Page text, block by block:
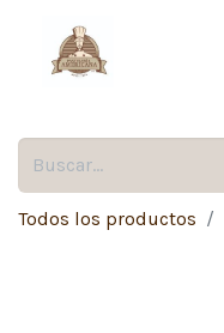
Todos los productos